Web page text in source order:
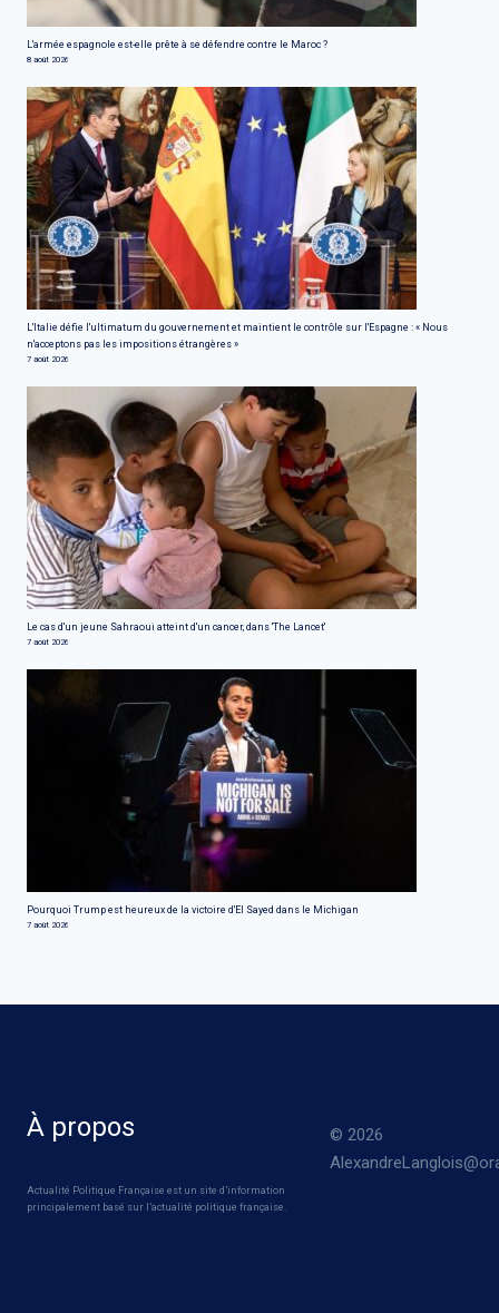
L'armée espagnole est-elle prête à se défendre contre le Maroc ?
8 août 2026
L'Italie défie l'ultimatum du gouvernement et maintient le contrôle sur l'Espagne : « Nous
n'acceptons pas les impositions étrangères »
7 août 2026
Le cas d'un jeune Sahraoui atteint d'un cancer, dans 'The Lancet'
7 août 2026
Pourquoi Trump est heureux de la victoire d'El Sayed dans le Michigan
7 août 2026
À propos
Actualité Politique Française est un site d’information
principalement basé sur l’actualité politique française.
© 2026